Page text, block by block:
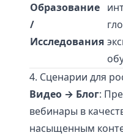
Образование
/
Исследования
4. Сценарии для
Видео → Блог:
вебинары в
насыщенным